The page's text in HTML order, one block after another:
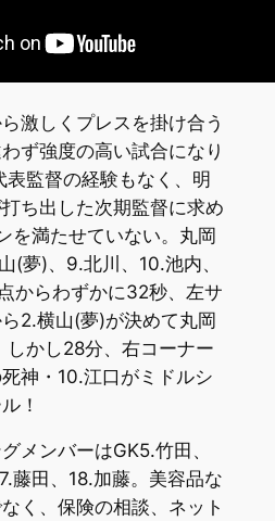
激しくプレスを掛け合う
ず強度の高い試合になり
表監督の経験もなく、明
ち出した次期監督に求め
を満たせていない。丸岡
(夢)、9.北川、10.池内、
からわずかに32秒、左サ
2.横山(夢)が決めて丸岡
しかし28分、右コーナー
神・10.江口がミドルシ
！
メンバーはGK5.竹田、
藤田、18.加藤。美容品な
く、保険の相談、ネット